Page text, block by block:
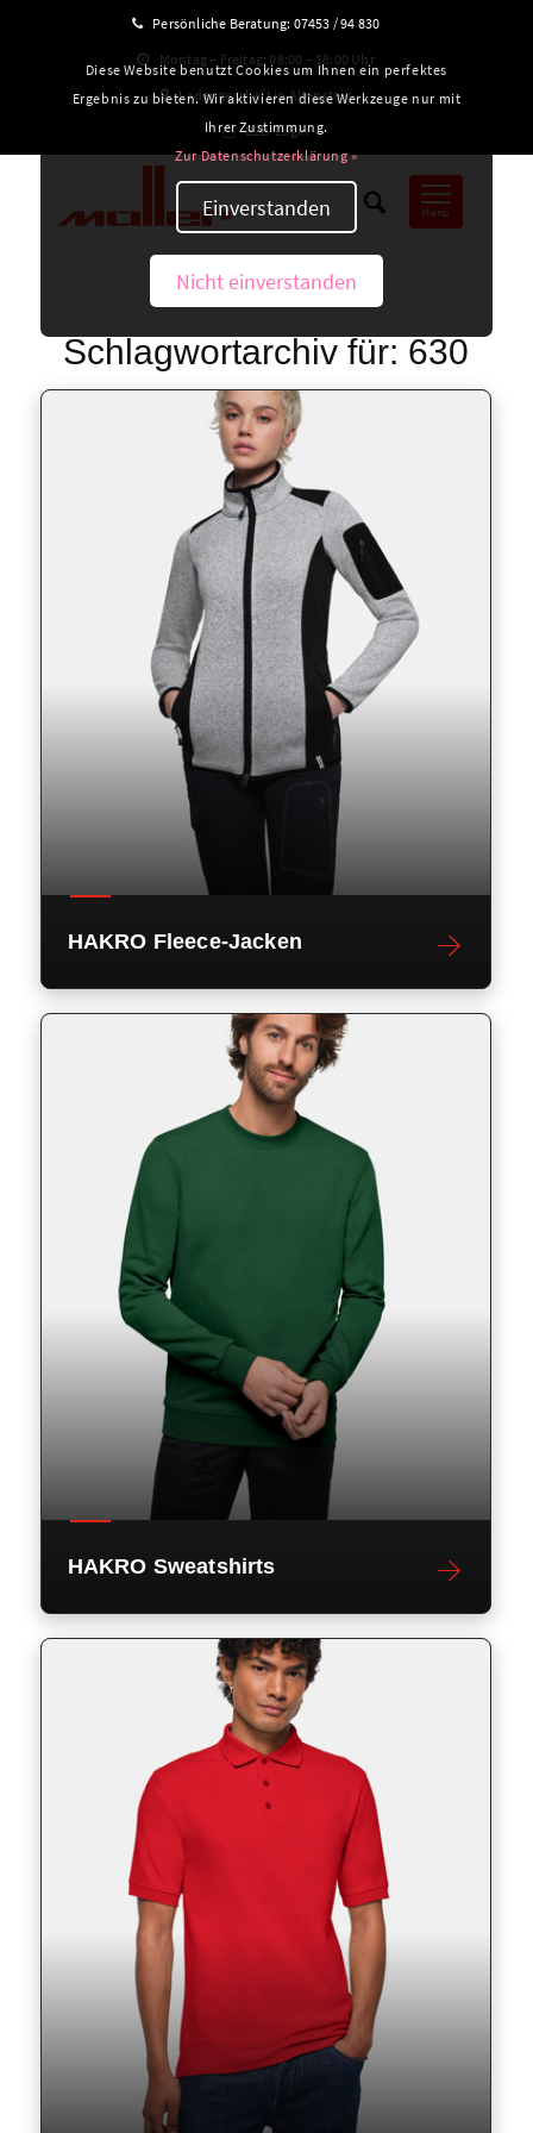
Persönliche Beratung: 07453 / 94 830
Montag – Freitag: 08:00 – 18:00 Uhr
Ladengeschäft in Altensteig
B2B-Login
Menü
Schlagwortarchiv für: 630
HAKRO Fleece-Jacken
HAKRO Sweatshirts
Diese Website benutzt Cookies um Ihnen ein perfektes
Ergebnis zu bieten. Wir aktivieren diese Werkzeuge nur mit
Ihrer Zustimmung.
Zur Datenschutzerklärung »
Einverstanden
Nicht einverstanden